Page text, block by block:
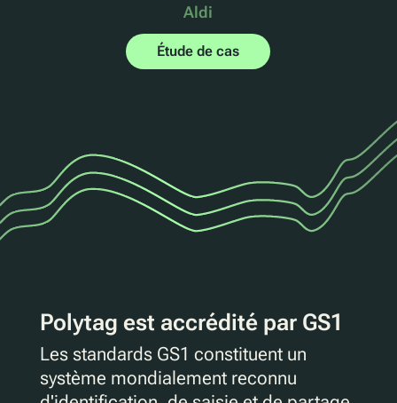
Aldi
Étude de cas
Polytag est accrédité par GS1
Les standards GS1 constituent un
système mondialement reconnu